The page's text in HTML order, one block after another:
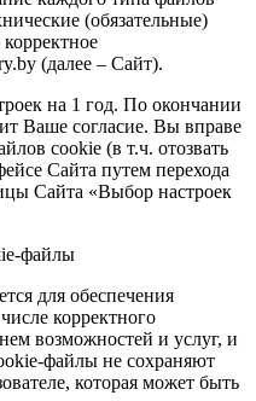
(обязательные)
(далее – Сайт).
на 1 год. По окончании
Ваше согласие. Вы вправе
cookie (в т.ч. отозвать
Сайта путем перехода
Сайта «Выбор настроек
файлы
для обеспечения
корректного
возможностей и услуг, и
файлы не сохраняют
которая может быть